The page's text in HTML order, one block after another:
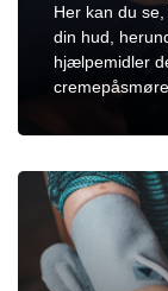
Her kan du
din hud,
hjælpemidler